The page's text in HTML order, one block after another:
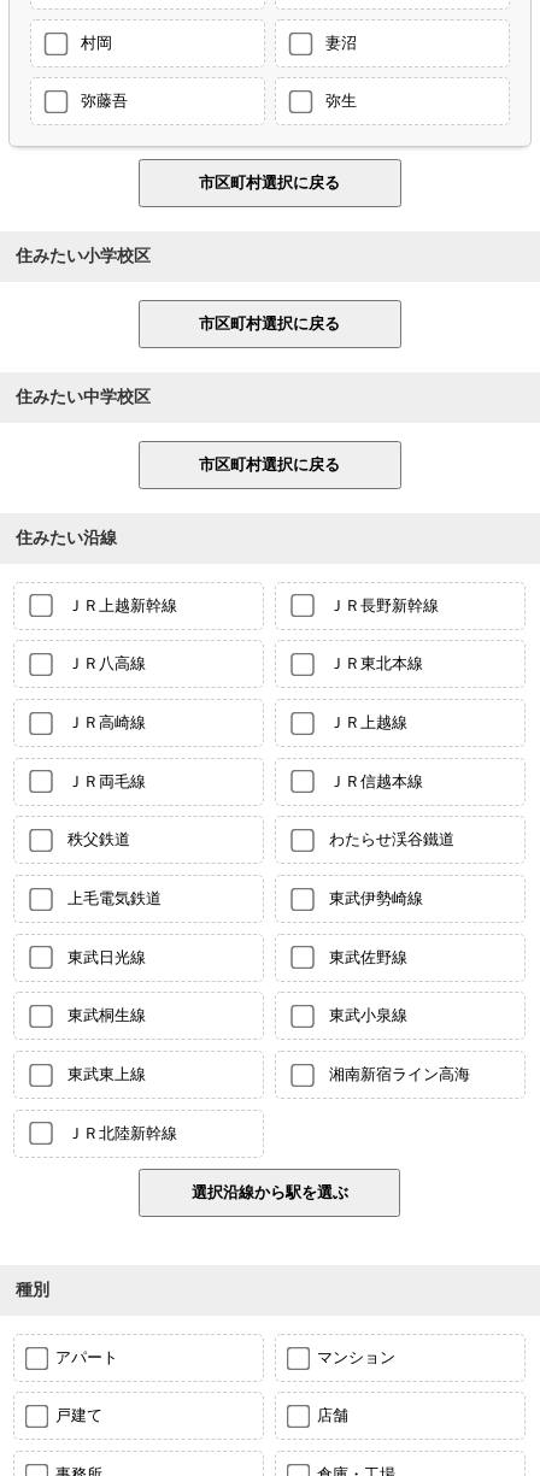
村岡 妻沼
弥藤吾 弥生
住みたい小学校区
住みたい中学校区
住みたい沿線
ＪＲ上越新幹線 ＪＲ長野新幹線
ＪＲ八高線 ＪＲ東北本線
ＪＲ高崎線 ＪＲ上越線
ＪＲ両毛線 ＪＲ信越本線
秩父鉄道 わたらせ渓谷鐵道
上毛電気鉄道 東武伊勢崎線
東武日光線 東武佐野線
東武桐生線 東武小泉線
東武東上線 湘南新宿ライン高海
ＪＲ北陸新幹線
種別
アパート マンション
戸建て 店舗